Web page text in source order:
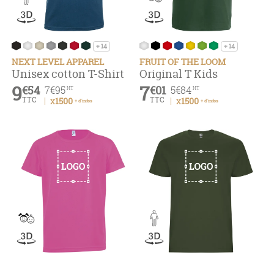
+ 14
NEXT LEVEL APPAREL
Unisex cotton T-Shirt
7€95 HT
x1500 + d'infos
9€54
TTC
+ 14
FRUIT OF THE LOOM
Original T Kids
5€84 HT
x1500 + d'infos
7€01
TTC